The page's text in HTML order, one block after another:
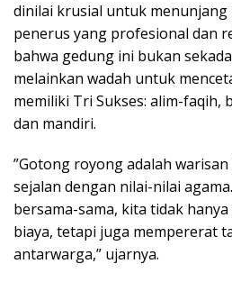
dinilai krusial untuk menunjang
penerus yang profesional dan
bahwa gedung ini bukan
melainkan wadah untuk
memiliki Tri Sukses: alim-faqih,
dan mandiri.
​”Gotong royong adalah
sejalan dengan nilai-nilai
bersama-sama, kita tidak
biaya, tetapi juga mempererat
antarwarga,” ujarnya.